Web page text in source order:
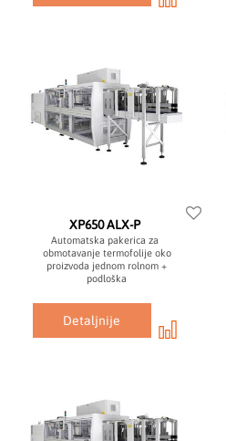
XP650 ALX-P
Automatska pakerica za
obmotavanje termofolije oko
proizvoda jednom rolnom +
podloška
Detaljnije